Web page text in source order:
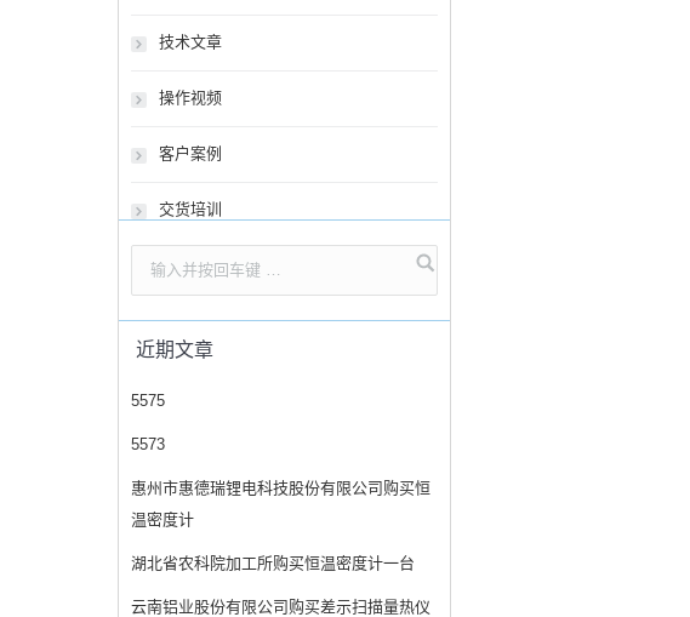
技术文章
操作视频
客户案例
交货培训
近期文章
5575
5573
惠州市惠德瑞锂电科技股份有限公司购买恒
温密度计
湖北省农科院加工所购买恒温密度计一台
云南铝业股份有限公司购买差示扫描量热仪